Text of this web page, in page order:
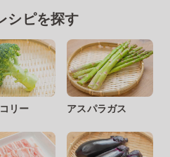
シピを探す
リー アスパラガス